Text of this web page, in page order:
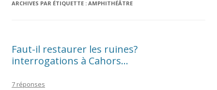
ARCHIVES PAR ÉTIQUETTE : AMPHITHÉÂTRE
Faut-il restaurer les ruines?
interrogations à Cahors…
7 réponses